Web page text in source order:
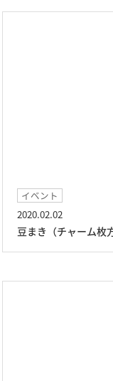
イベント
2020.02.02
豆まき（チャーム枚